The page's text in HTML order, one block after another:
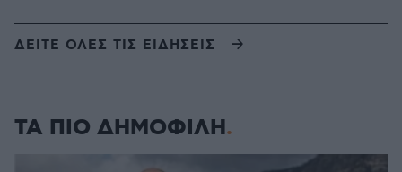
ΔΕΙΤΕ ΟΛΕΣ ΤΙΣ ΕΙΔΗΣΕΙΣ
ΤΑ ΠΙΟ ΔΗΜΟΦΙΛΗ